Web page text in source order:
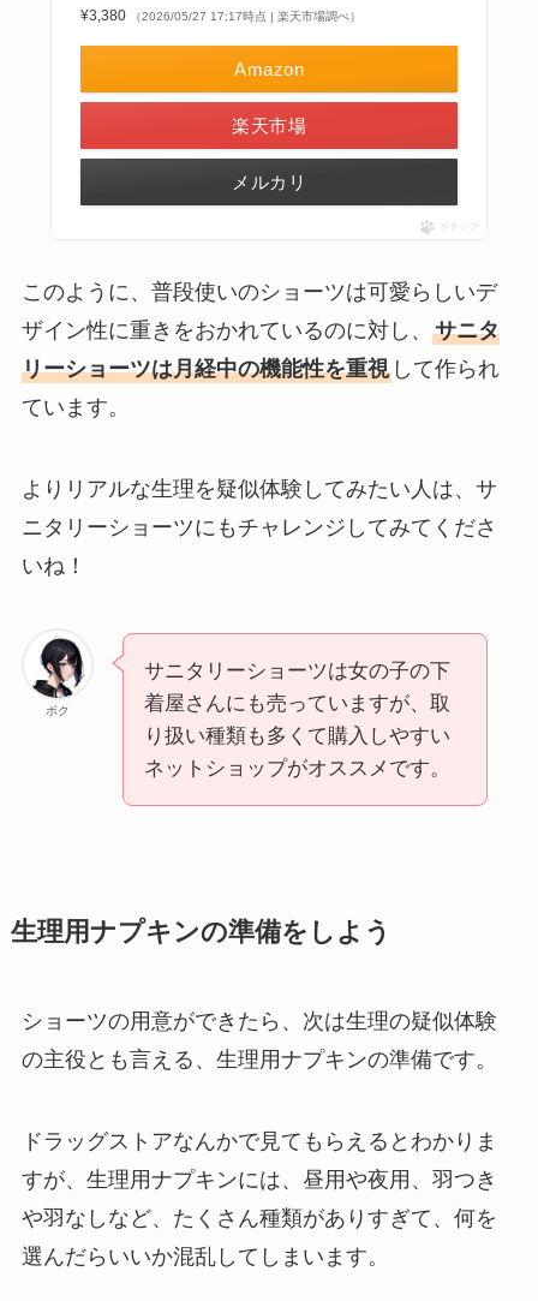
¥3,380 （2026/05/27 17:17時点 | 楽天市場調べ）
Amazon
楽天市場
メルカリ
ポチップ
このように、普段使いのショーツは可愛らしいデ
ザイン性に重きをおかれているのに対し、 サニタ
リーショーツは月経中の機能性を重視して作られ
ています。
よりリアルな生理を疑似体験してみたい人は、サ
ニタリーショーツにもチャレンジしてみてくださ
いね！
ボク
サニタリーショーツは女の子の下
着屋さんにも売っていますが、取
り扱い種類も多くて購入しやすい
ネットショップがオススメです。
生理用ナプキンの準備をしよう
ショーツの用意ができたら、次は生理の疑似体験
の主役とも言える、生理用ナプキンの準備です。
ドラッグストアなんかで見てもらえるとわかりま
すが、生理用ナプキンには、昼用や夜用、羽つき
や羽なしなど、たくさん種類がありすぎて、何を
選んだらいいか混乱してしまいます。